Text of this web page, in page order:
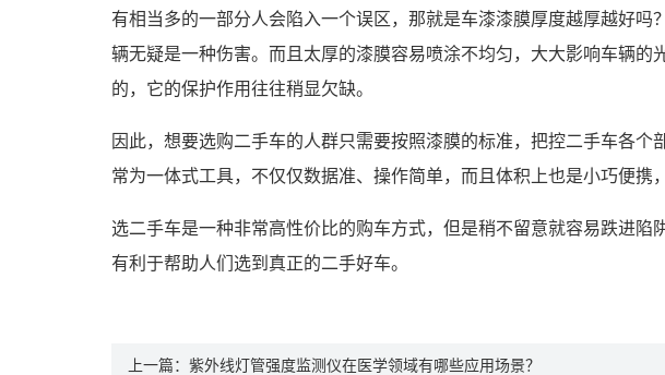
有相当多的一部分人会陷入一个误区，那就是车漆漆膜厚度越厚越好
辆无疑是一种伤害。而且太厚的漆膜容易喷涂不均匀，大大影响车辆
的，它的保护作用往往稍显欠缺。
因此，想要选购二手车的人群只需要按照漆膜的标准，把控二手车各
常为一体式工具，不仅仅数据准、操作简单，而且体积上也是小巧便携
选二手车是一种非常高性价比的购车方式，但是稍不留意就容易跌进
有利于帮助人们选到真正的二手好车。
上一篇： 紫外线灯管强度监测仪在医学领域有哪些应用场景？